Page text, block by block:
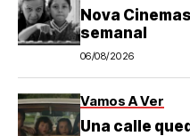
Nova
semanal
06/08/2026
Vamos A Ver
Una calle